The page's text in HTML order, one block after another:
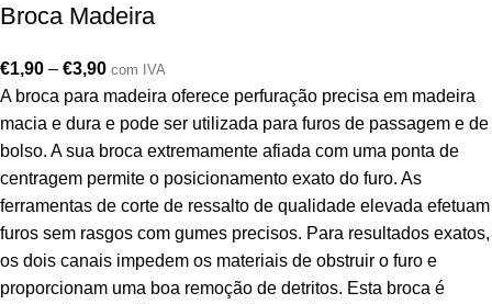
Broca Madeira
€1,90 – €3,90 com IVA
A broca para madeira oferece perfuração precisa em madeira
macia e dura e pode ser utilizada para furos de passagem e de
bolso. A sua broca extremamente afiada com uma ponta de
centragem permite o posicionamento exato do furo. As
ferramentas de corte de ressalto de qualidade elevada efetuam
furos sem rasgos com gumes precisos. Para resultados exatos,
os dois canais impedem os materiais de obstruir o furo e
proporcionam uma boa remoção de detritos. Esta broca é